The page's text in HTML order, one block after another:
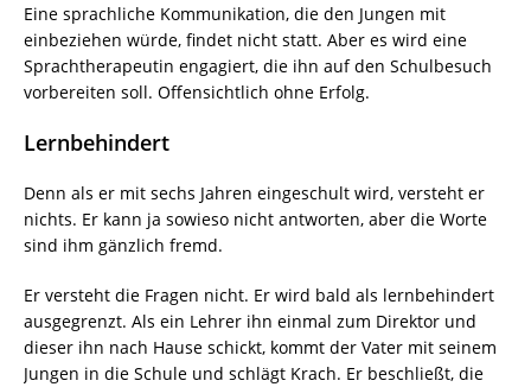
Eine sprachliche Kommunikation, die den Jungen mit
einbeziehen würde, findet nicht statt. Aber es wird eine
Sprachtherapeutin engagiert, die ihn auf den Schulbesuch
vorbereiten soll. Offensichtlich ohne Erfolg.
Lernbehindert
Denn als er mit sechs Jahren eingeschult wird, versteht er
nichts. Er kann ja sowieso nicht antworten, aber die Worte
sind ihm gänzlich fremd.
Er versteht die Fragen nicht. Er wird bald als lernbehindert
ausgegrenzt. Als ein Lehrer ihn einmal zum Direktor und
dieser ihn nach Hause schickt, kommt der Vater mit seinem
Jungen in die Schule und schlägt Krach. Er beschließt, die